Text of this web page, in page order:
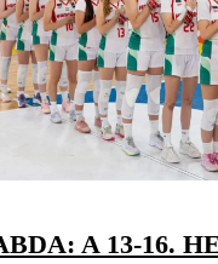
A 13-16.